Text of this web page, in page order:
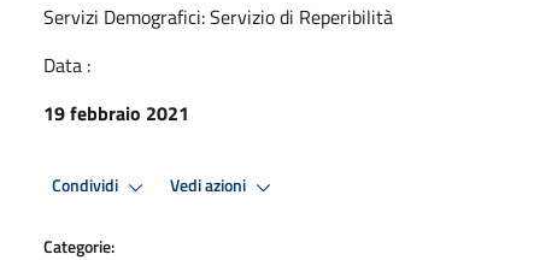
Servizi Demografici: Servizio di Reperibilità
Data :
19 febbraio 2021
Condividi Vedi azioni
Categorie: